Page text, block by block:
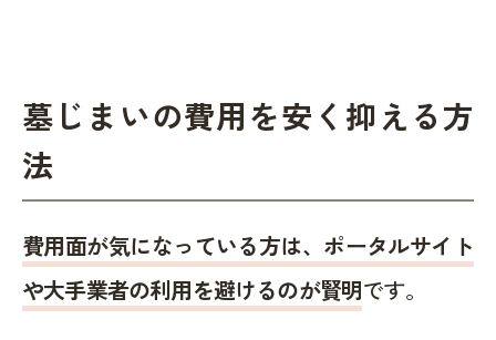
墓じまいの費用を安く抑える方
法
費用面が気になっている方は、ポータルサイト
や大手業者の利用を避けるのが賢明です。